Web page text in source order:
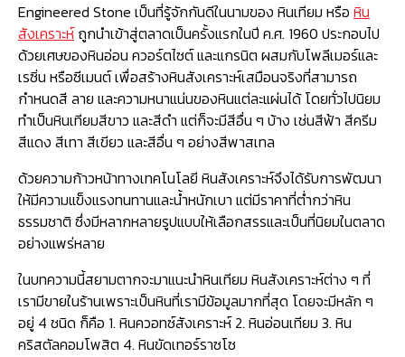
Engineered Stone เป็นที่รู้จักกันดีในนามของ หินเทียม หรือ หิน
สังเคราะห์ถูกนำเข้าสู่ตลาดเป็นครั้งแรกในปี ค.ศ. 1960 ประกอบไป
ด้วยเศษของหินอ่อน ควอร์ตไซต์ และแกรนิต ผสมกับโพลีเมอร์และ
เรซิ่น หรือซีเมนต์ เพื่อสร้างหินสังเคราะห์เสมือนจริงที่สามารถ
กำหนดสี ลาย และความหนาแน่นของหินแต่ละแผ่นได้ โดยทั่วไปนิยม
ทำเป็นหินเทียมสีขาว และสีดำ แต่ก็จะมีสีอื่น ๆ บ้าง เช่นสีฟ้า สีครีม
สีแดง สีเทา สีเขียว และสีอื่น ๆ อย่างสีพาสเทล
ด้วยความก้าวหน้าทางเทคโนโลยี หินสังเคราะห์จึงได้รับการพัฒนา
ให้มีความแข็งแรงทนทานและน้ำหนักเบา แต่มีราคาที่ต่ำกว่าหิน
ธรรมชาติ ซึ่งมีหลากหลายรูปแบบให้เลือกสรรและเป็นที่นิยมในตลาด
อย่างแพร่หลาย
ในบทความนี้สยามตากจะมาแนะนำหินเทียม หินสังเคราะห์ต่าง ๆ ที่
เรามีขายในร้านเพราะเป็นหินที่เรามีข้อมูลมากที่สุด โดยจะมีหลัก ๆ
อยู่ 4 ชนิด ก็คือ 1. หินควอทซ์สังเคราะห์ 2. หินอ่อนเทียม 3. หิน
คริสตัลคอมโพสิต 4. หินขัดเทอร์ราซโซ